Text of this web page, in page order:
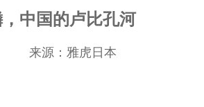
中国的卢比孔河
来源：雅虎日本